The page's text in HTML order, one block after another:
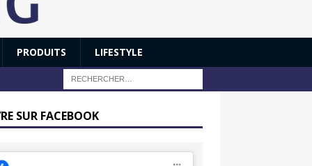
PRODUITS LIFESTYLE
SUR FACEBOOK